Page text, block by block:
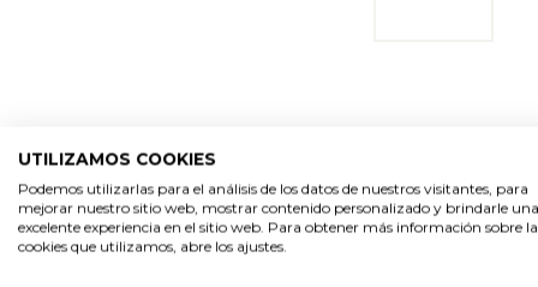
UTILIZAMOS COOKIES
Podemos utilizarlas para el análisis de los datos de nuestros visitantes, para
mejorar nuestro sitio web, mostrar contenido personalizado y brindarle una
excelente experiencia en el sitio web. Para obtener más información sobre
cookies que utilizamos, abre los ajustes.